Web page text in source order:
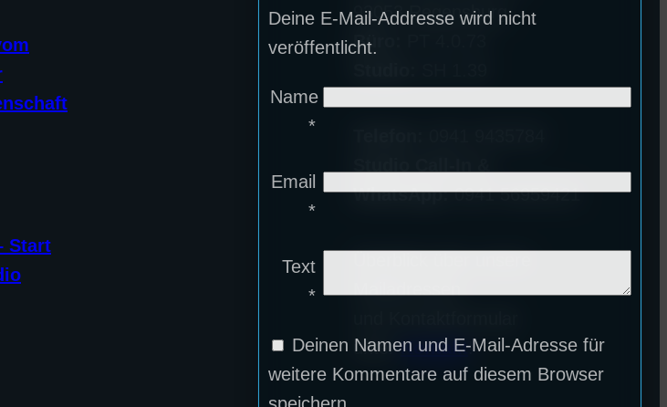
Start
93053 Regensburg
Büro:
WhatsApp:0941 56959421
unterKontakt!
Deine E-Mail-Addresse wird nicht
veröffentlicht.
Name
*
Email
*
Text
*
Deinen Namen und E-Mail-Adresse für
weitere Kommentare auf diesem Browser